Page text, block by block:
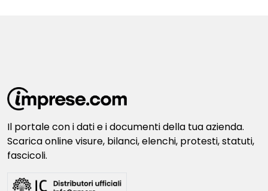
Il portale con i dati e i documenti della tua azienda.
Scarica online visure, bilanci, elenchi, protesti, statuti,
fascicoli.